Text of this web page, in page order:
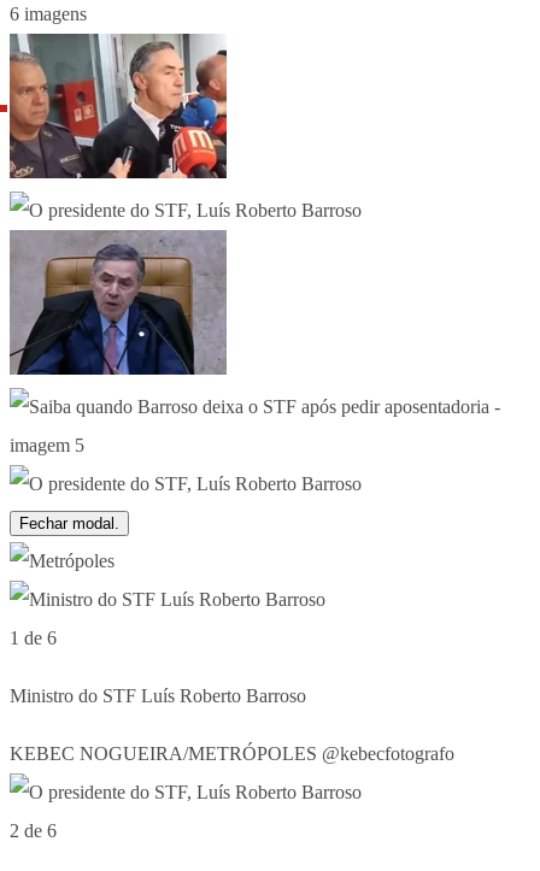
6 imagens
Fechar modal.
1 de 6
Ministro do STF Luís Roberto Barroso
KEBEC NOGUEIRA/METRÓPOLES @kebecfotografo
2 de 6